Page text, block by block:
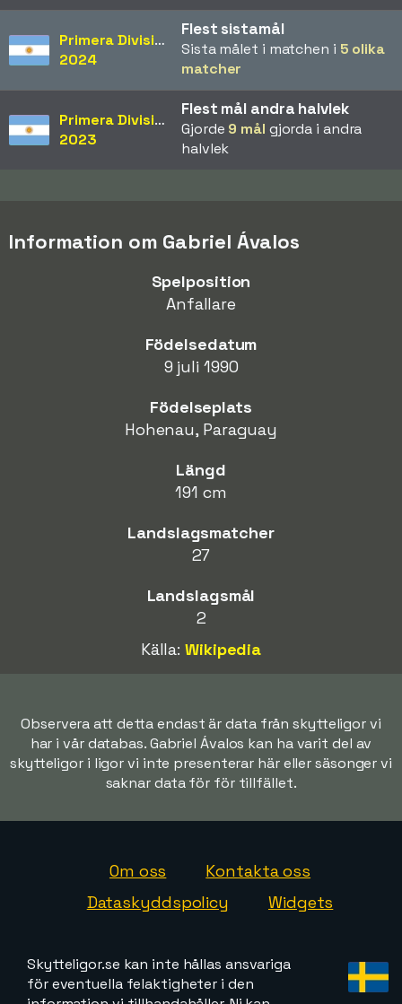
Primera División
2024
Flest sistamål
Sista målet i matchen i 5 olika
matcher
Primera División
2023
Flest mål andra halvlek
Gjorde 9 mål gjorda i andra
halvlek
Information om Gabriel Ávalos
Spelposition
Anfallare
Födelsedatum
9 juli 1990
Födelseplats
Hohenau, Paraguay
Längd
191 cm
Landslagsmatcher
27
Landslagsmål
2
Källa:Wikipedia
Observera att detta endast är data från skytteligor vi
har i vår databas. Gabriel Ávalos kan ha varit del av
skytteligor i ligor vi inte presenterar här eller säsonger vi
saknar data för för tillfället.
Om oss
Kontakta oss
Dataskyddspolicy
Widgets
Skytteligor.se kan inte hållas ansvariga
för eventuella felaktigheter i den